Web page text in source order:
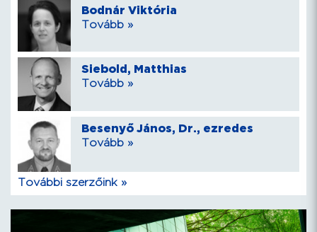
Bodnár Viktória
Tovább »
Siebold, Matthias
Tovább »
Besenyő János, Dr., ezredes
Tovább »
További szerzőink »